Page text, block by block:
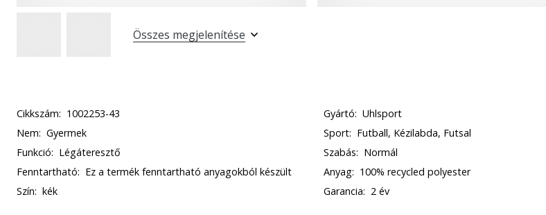
Összes megjelenítése
Cikkszám: 1002253-43 Gyártó: Uhlsport
Nem: Gyermek Sport: Futball, Kézilabda, Futsal
Funkció: Légáteresztő Szabás: Normál
Fenntartható: Ez a termék fenntartható anyagokból készült Anyag: 100% recycled polyester
Szín: kék Garancia: 2 év